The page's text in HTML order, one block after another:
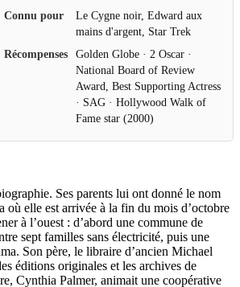
Connu pour
Le Cygne noir, Edward aux
mains d'argent, Star Trek
Récompenses
Golden Globe · 2 Oscar ·
National Board of Review
Award, Best Supporting Actress
· SAG · Hollywood Walk of
Fame star (2000)
Ses parents lui ont donné le nom
où elle est arrivée à la fin du mois d’octobre
à l’ouest : d’abord une commune de
sept familles sans électricité, puis une
Son père, le libraire d’ancien Michael
éditions originales et les archives de
Cynthia Palmer, animait une coopérative